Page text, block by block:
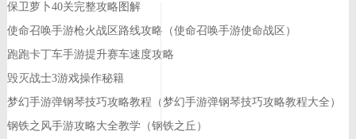
保卫萝卜40关完整攻略图解
使命召唤手游枪火战区路线攻略（使命召唤手游使命战区）
跑跑卡丁车手游提升赛车速度攻略
毁灭战士3游戏操作秘籍
梦幻手游弹钢琴技巧攻略教程（梦幻手游弹钢琴技巧攻略教程大全）
钢铁之风手游攻略大全教学（钢铁之丘）